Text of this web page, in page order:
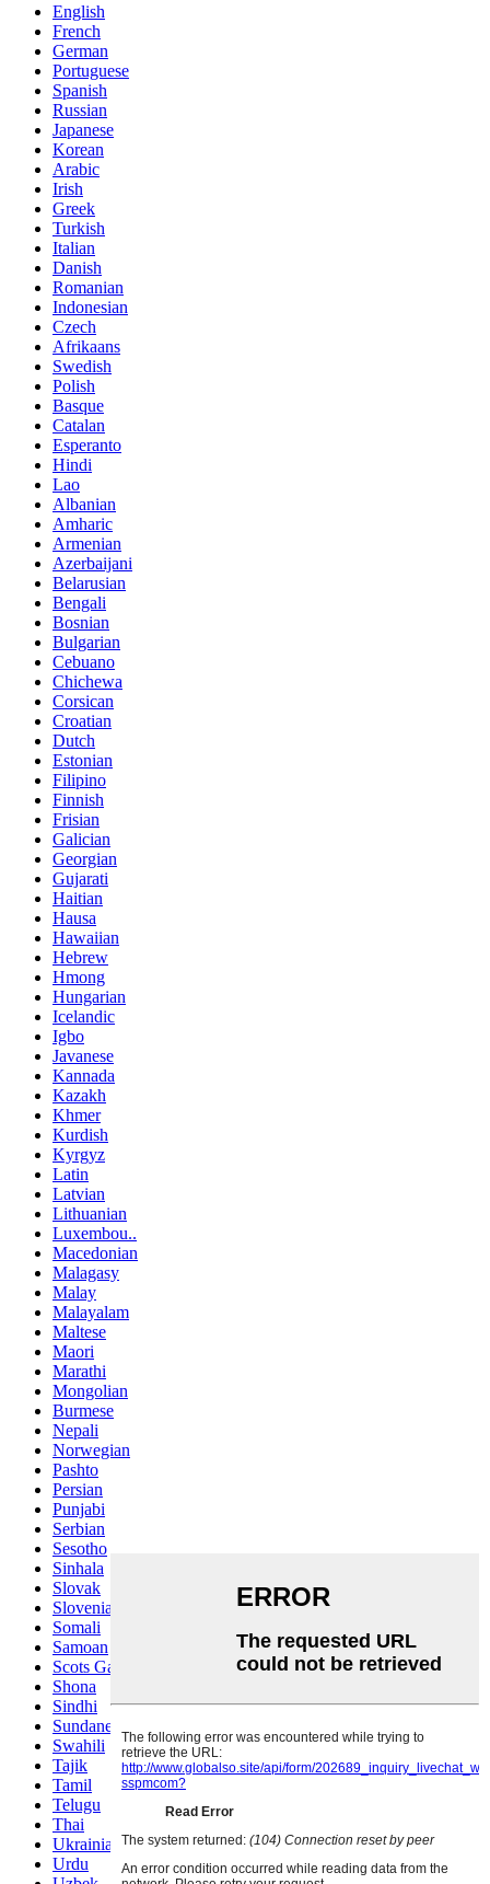
English
French
German
Portuguese
Spanish
Russian
Japanese
Korean
Arabic
Irish
Greek
Turkish
Italian
Danish
Romanian
Indonesian
Czech
Afrikaans
Swedish
Polish
Basque
Catalan
Esperanto
Hindi
Lao
Albanian
Amharic
Armenian
Azerbaijani
Belarusian
Bengali
Bosnian
Bulgarian
Cebuano
Chichewa
Corsican
Croatian
Dutch
Estonian
Filipino
Finnish
Frisian
Galician
Georgian
Gujarati
Haitian
Hausa
Hawaiian
Hebrew
Hmong
Hungarian
Icelandic
Igbo
Javanese
Kannada
Kazakh
Khmer
Kurdish
Kyrgyz
Latin
Latvian
Lithuanian
Luxembou..
Macedonian
Malagasy
Malay
Malayalam
Maltese
Maori
Marathi
Mongolian
Burmese
Nepali
Norwegian
Pashto
Persian
Punjabi
Serbian
Sesotho
Sinhala
Slovak
Slovenian
Somali
Samoan
Scots Gaelic
Shona
Sindhi
Sundanese
Swahili
Tajik
Tamil
Telugu
Thai
Ukrainian
Urdu